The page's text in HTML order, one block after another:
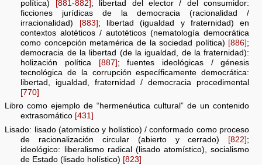
política) [881 -882]; libertad del elector / del consumidor:
ficciones jurídicas de la democracia (racionalidad /
irracionalidad) [883]; libertad (igualdad y fraternidad) en
contextos alotéticos / autotéticos (nematología democrática
como concepción metamérica de la sociedad política) [886];
democracia de la libertad (de la igualdad, de la fraternidad):
holización política [887]; fuentes ideológicas / génesis
tecnológica de la corrupción específicamente democrática:
libertad, igualdad, fraternidad / democracia procedimental
[770]
Libro como ejemplo de “hermenéutica cultural” de un contenido
extrasomático [431]
Lisado: lisado (atomístico y holístico) / conformado como proceso
de racionalización circular (abierto y cerrado)
[822] ;
ideológico: liberalismo radical (lisado atomístico), socialismo
de Estado (lisado holístico) [823]